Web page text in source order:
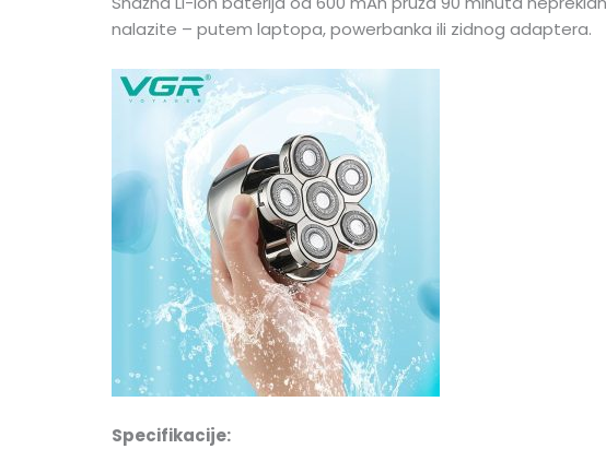
nalazite – putem laptopa, powerbanka ili zidnog adaptera.
Specifikacije: